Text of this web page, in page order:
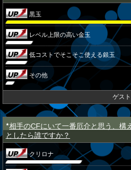
黒玉
レベル上限の高い金玉
低コストでそこそこ使える銀玉
その他
ゲス
★相手のCFにいて一番厄介と思う、構
としたら誰ですか？
クリロナ